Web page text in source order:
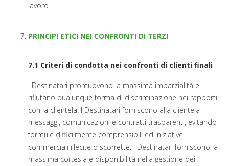
lavoro.
PRINCIPI ETICI NEI CONFRONTI DI TERZI
7.1 Criteri di condotta nei confronti di clienti finali
I Destinatari promuovono la massima imparzialità e
rifiutano qualunque forma di discriminazione nei rapporti
con la clientela. I Destinatari forniscono alla clientela
messaggi, comunicazioni e contratti trasparenti, evitando
formule difficilmente comprensibili ed iniziative
commerciali illecite o scorrette. I Destinatari forniscono la
massima cortesia e disponibilità nella gestione dei